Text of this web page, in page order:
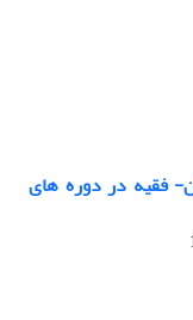
فقیه در دوره های